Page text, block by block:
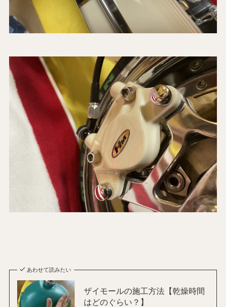
あわせて読みたい
ザイモールの施工方法【乾燥時間
はどのぐらい？】